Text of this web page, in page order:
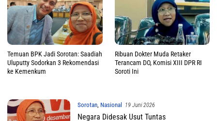
Temuan BPK Jadi Sorotan: Saadiah
Uluputty Sodorkan 3 Rekomendasi
ke Kemenkum
Ribuan Dokter Muda Retaker
Terancam DO, Komisi XIII DPR RI
Soroti Ini
Sorotan, Nasional 19 Juni 2026
Negara Didesak Usut Tuntas